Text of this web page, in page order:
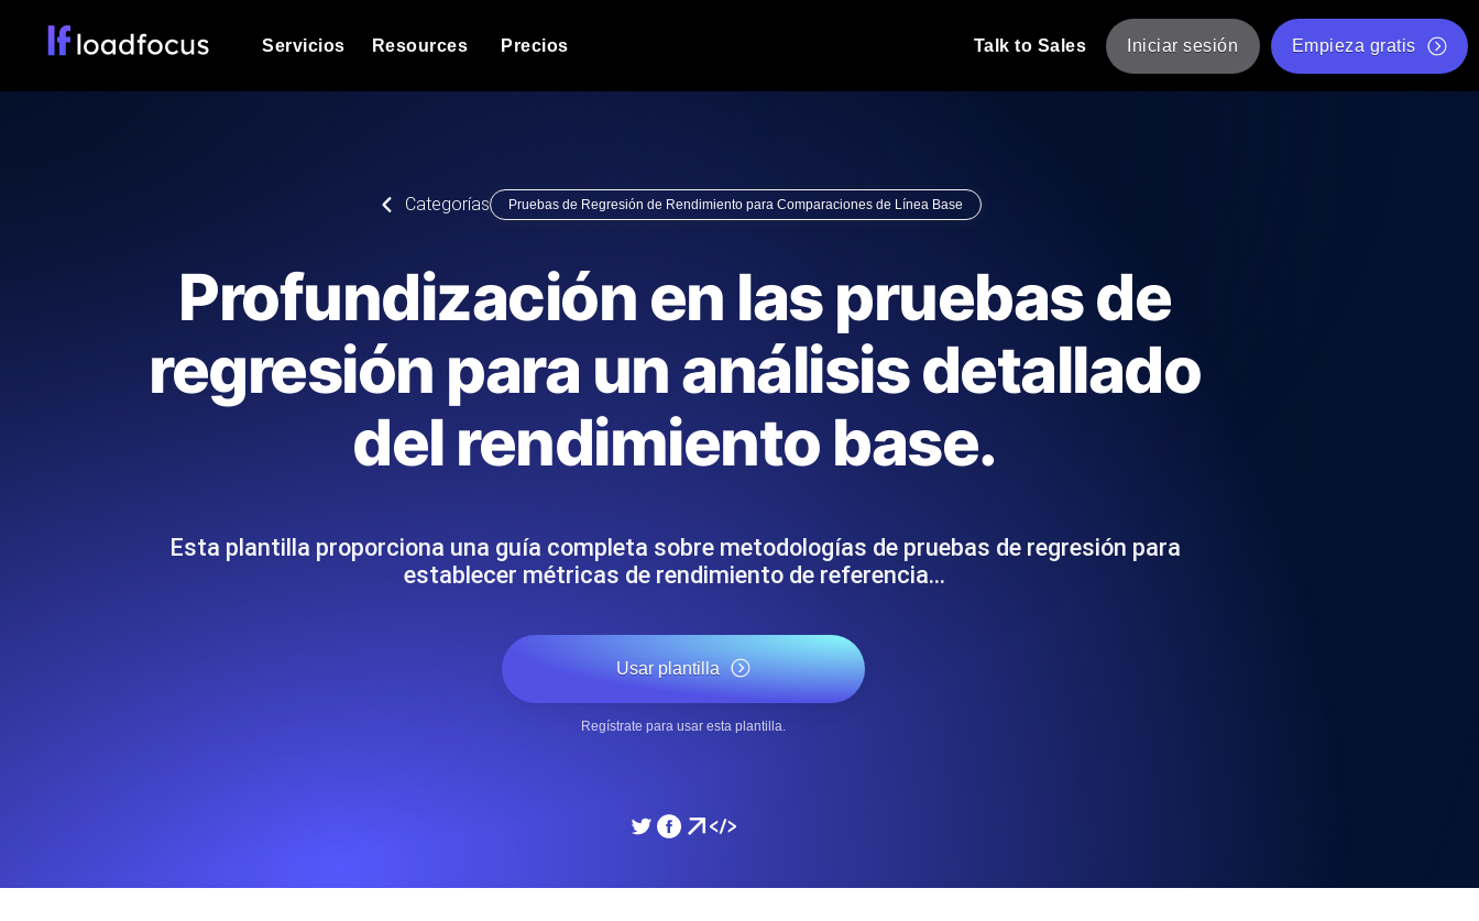
Servicios
ubicaciones cloud con análisis de IA.
Load testing liderado por expertos: escribimos los scripts JMeter o k6,
los ejecutamos a escala y entregamos el informe.
Synthetic Monitoring
Sondas always-on de uptime y rendimiento desde 25+ ubicaciones.
Detecta caídas antes que tus usuarios.
Uptime Monitoring para sitios web y APIs. Gratis para empezar.
Checks automáticos de certificados SSL y alertas de caducidad.
Gratis para empezar.
Heartbeat monitoring para cron jobs y tareas programadas. Gratis
DNS Monitoring
Monitores como YAML, JS y MCP
Resources
Documentación
Glosario
Explorar categorías de
glosario
Explorar categorías de
alternativas
Blog de producto
Leer más en el blog
Leer más en el blog
Comprobador de estado de API
Lista de herramientas web gratuitas
Precios Talk to Sales Iniciar sesión Empieza gratis
Categorías Pruebas de Regresión de Rendimiento para Comparaciones de Línea Base
Profundización en las pruebas de
regresión para un análisis detallado
del rendimiento base.
Esta plantilla proporciona una guía completa sobre metodologías de pruebas de regresión para
establecer métricas de rendimiento de referencia…
Usar plantilla
Regístrate para usar esta plantilla.